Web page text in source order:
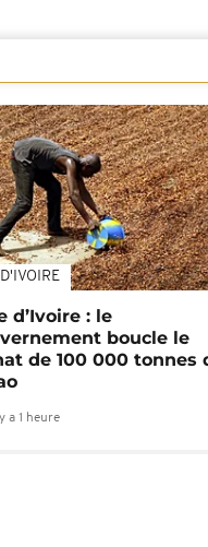
d’Ivoire : le
boucle le
de 100 000 tonnes
a 1 heure